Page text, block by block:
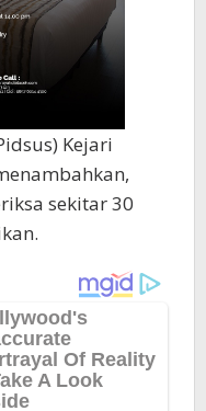
Kejari
sekitar 30